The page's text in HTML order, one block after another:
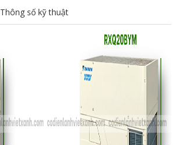
Thông số kỹ thuật